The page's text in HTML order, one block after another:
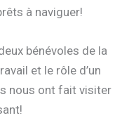
à naviguer!
bénévoles de la
et le rôle d’un
nous ont fait visiter